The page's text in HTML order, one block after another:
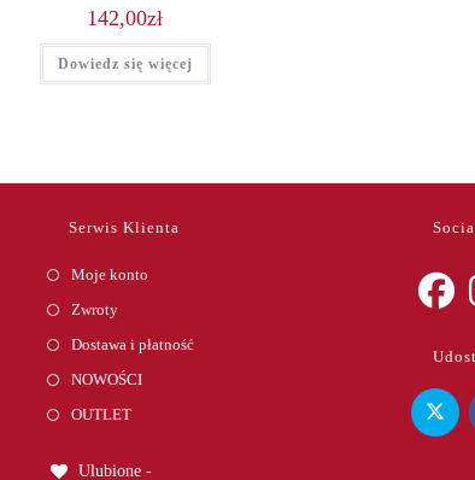
142,00zł
Dowiedz się więcej
Serwis Klienta
Moje konto
Zwroty
Dostawa i płatność
NOWOŚCI
OUTLET
Ulubione -
a
new
a